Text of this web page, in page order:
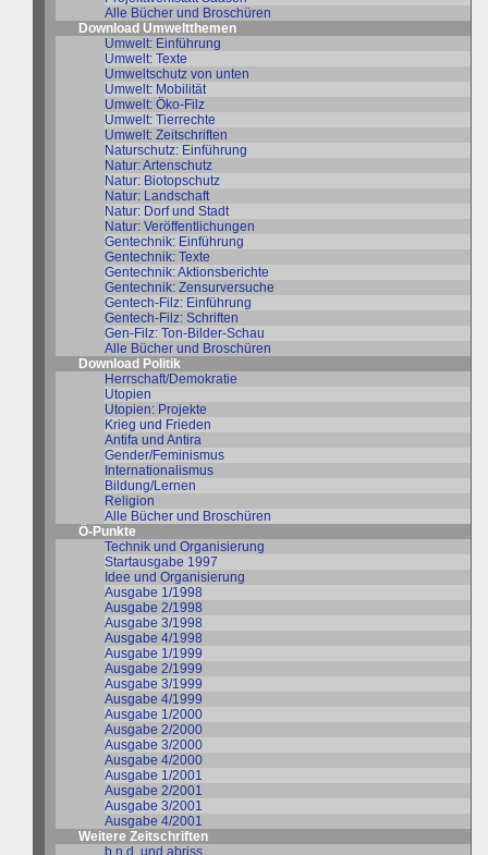
Alle Bücher und Broschüren
Download Umweltthemen
Umwelt: Einführung
Umwelt: Texte
Umweltschutz von unten
Umwelt: Mobilität
Umwelt: Öko-Filz
Umwelt: Tierrechte
Umwelt: Zeitschriften
Naturschutz: Einführung
Natur: Artenschutz
Natur: Biotopschutz
Natur: Landschaft
Natur: Dorf und Stadt
Natur: Veröffentlichungen
Gentechnik: Einführung
Gentechnik: Texte
Gentechnik: Aktionsberichte
Gentechnik: Zensurversuche
Gentech-Filz: Einführung
Gentech-Filz: Schriften
Gen-Filz: Ton-Bilder-Schau
Alle Bücher und Broschüren
Download Politik
Herrschaft/Demokratie
Utopien
Utopien: Projekte
Krieg und Frieden
Antifa und Antira
Gender/Feminismus
Internationalismus
Bildung/Lernen
Religion
Alle Bücher und Broschüren
Ö-Punkte
Technik und Organisierung
Startausgabe 1997
Idee und Organisierung
Ausgabe 1/1998
Ausgabe 2/1998
Ausgabe 3/1998
Ausgabe 4/1998
Ausgabe 1/1999
Ausgabe 2/1999
Ausgabe 3/1999
Ausgabe 4/1999
Ausgabe 1/2000
Ausgabe 2/2000
Ausgabe 3/2000
Ausgabe 4/2000
Ausgabe 1/2001
Ausgabe 2/2001
Ausgabe 3/2001
Ausgabe 4/2001
Weitere Zeitschriften
b.n.d. und abriss